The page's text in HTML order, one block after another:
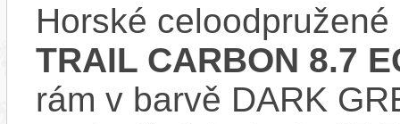
Horské
TRAIL CARBON 8.7
rám v barvě DARK